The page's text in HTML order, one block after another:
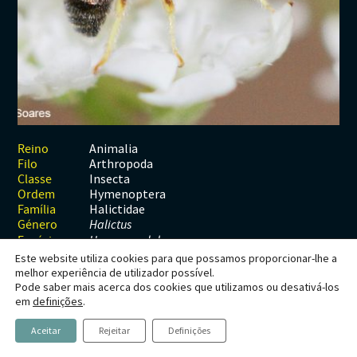
Reino
Animalia
Filo
Arthropoda
Classe
Insecta
Ordem
Hymenoptera
Família
Halictidae
Género
Halictus
Espécie H. smaragdulus
Halictus smaragdulus
Este website utiliza cookies para que possamos proporcionar-lhe a
melhor experiência de utilizador possível.
Pode saber mais acerca dos cookies que utilizamos ou desativá-los
em definições.
Aceitar Rejeitar Definições
Artrópodes
Aracnídeos
Crustáceos
Cnidários
Cordados
Tunicados
Angiospérmicas
Briófitas
Gimnospérmicas
Ascomicetes
Basidiomicetes
Anelídeos
Artrópodes
Braquiópodes
Peixes
Répteis
Gimnospérmicas
Pteridófitas
Chromista
Glossário
Revista Naturae digital
Financiamento